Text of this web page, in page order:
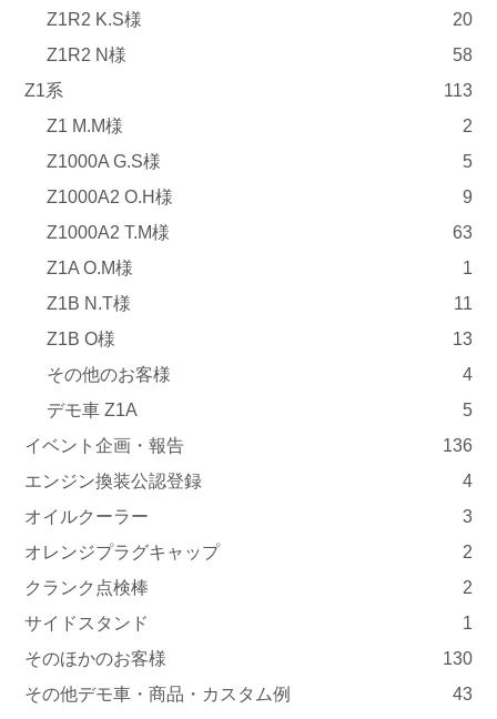
Z1R2 K.S様
20
Z1R2 N様
58
Z1系
113
Z1 M.M様
2
Z1000A G.S様
5
Z1000A2 O.H様
9
Z1000A2 T.M様
63
Z1A O.M様
1
Z1B N.T様
11
Z1B O様
13
その他のお客様
4
デモ車 Z1A
5
イベント企画・報告
136
エンジン換装公認登録
4
オイルクーラー
3
オレンジプラグキャップ
2
クランク点検棒
2
サイドスタンド
1
そのほかのお客様
130
その他デモ車・商品・カスタム例
43